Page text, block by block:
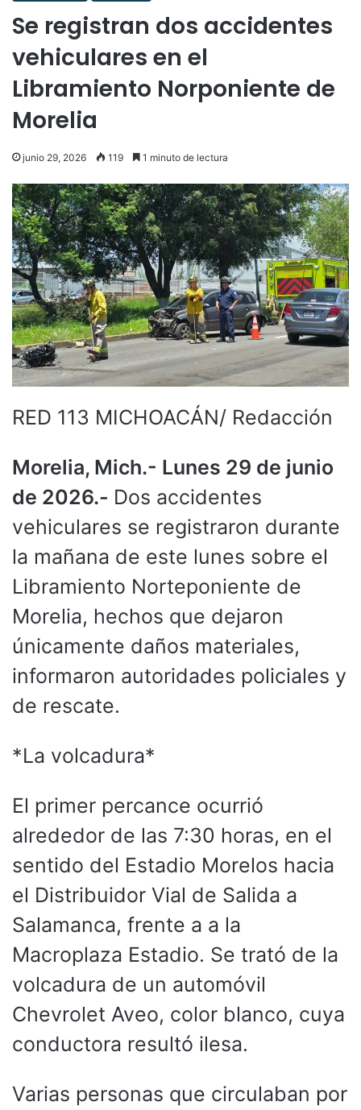
Se registran dos accidentes
vehiculares en el
Libramiento Norponiente de
Morelia
junio 29, 2026 119 1 minuto de lectura
RED 113 MICHOACÁN/ Redacción
Morelia, Mich.- Lunes 29 de junio
de 2026.- Dos accidentes
vehiculares se registraron durante
la mañana de este lunes sobre el
Libramiento Norteponiente de
Morelia, hechos que dejaron
únicamente daños materiales,
informaron autoridades policiales y
de rescate.
*La volcadura*
El primer percance ocurrió
alrededor de las 7:30 horas, en el
sentido del Estadio Morelos hacia
el Distribuidor Vial de Salida a
Salamanca, frente a a la
Macroplaza Estadio. Se trató de la
volcadura de un automóvil
Chevrolet Aveo, color blanco, cuya
conductora resultó ilesa.
Varias personas que circulaban por